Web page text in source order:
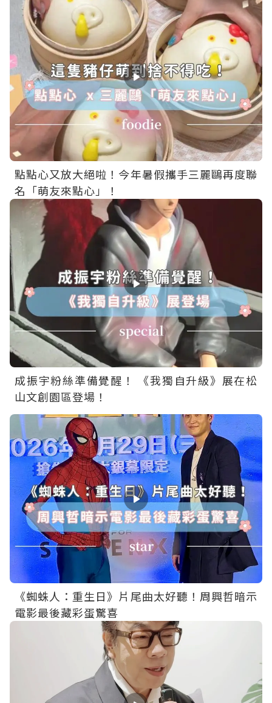
點點心又放大絕啦！今年暑假攜手三麗鷗再度聯
名「萌友來點心」！
成振宇粉絲準備覺醒！ 《我獨自升級》展在松
山文創園區登場！
《蜘蛛人：重生日》片尾曲太好聽！周興哲暗示
電影最後藏彩蛋驚喜